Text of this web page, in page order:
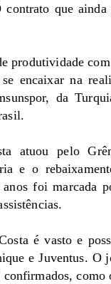
que
produtividade
encaixar na
da
atuou pelo
e o
foi marcada
é vasto e
e Juventus.
como